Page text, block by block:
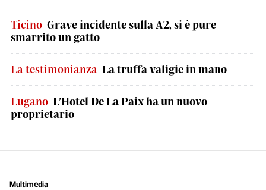
Ticino Grave incidente sulla A2, si è pure
smarrito un gatto
La testimonianza La truffa valigie in mano
Lugano L’Hotel De La Paix ha un nuovo
proprietario
Multimedia